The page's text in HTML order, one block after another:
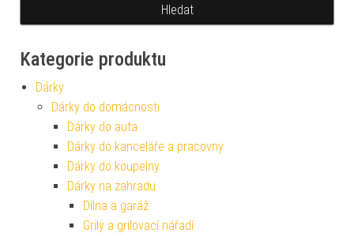
Kategorie produktu
Dárky
Dárky do domácnosti
Dárky do auta
Dárky do kanceláře a pracovny
Dárky do koupelny
Dárky na zahradu
Dílna a garáž
Grily a grilovací nářadí